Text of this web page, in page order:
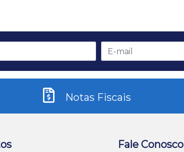
Notas Fiscais
Fale Conosco